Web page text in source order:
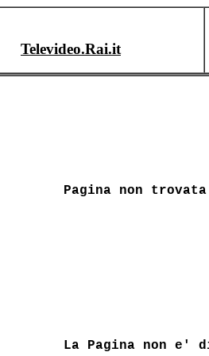
Televideo.Rai.it
Pagina non trovata
La Pagina non e'